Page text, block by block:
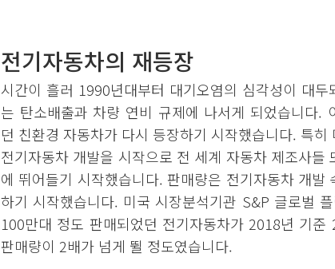
전기자동차의 재등장
시간이 흘러 1990년대부터 대기오염의 심각성이 대두
는 탄소배출과 차량 연비 규제에 나서게 되었습니다.
던 친환경 자동차가 다시 등장하기 시작했습니다. 특히
전기자동차 개발을 시작으로 전 세계 자동차 제조사들
에 뛰어들기 시작했습니다. 판매량은 전기자동차 개발
하기 시작했습니다. 미국 시장분석기관 S&P 글로벌
100만대 정도 판매되었던 전기자동차가 2018년 기준
판매량이 2배가 넘게 뛸 정도였습니다.